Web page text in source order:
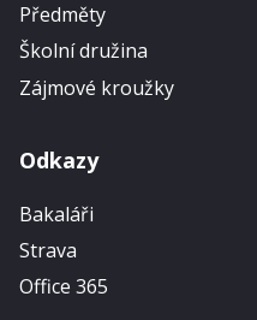
Předměty
Školní družina
Zájmové kroužky
Odkazy
Bakaláři
Strava
Office 365